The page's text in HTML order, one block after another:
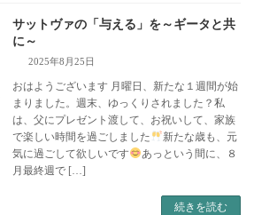
サットヴァの「与える」を～ギータと共
に～
2025年8月25日
おはようございます 月曜日、新たな１週間が始
まりました。週末、ゆっくりされました？私
は、父にプレゼント渡して、お祝いして、家族
で楽しい時間を過ごしました
新たな歳も、元
気に過ごして欲しいです
あっという間に、８
月最終週で […]
続きを読む